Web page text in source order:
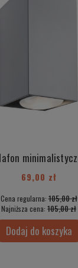
69,00 zł
Cena regularna:105,00 zł
Najniższa cena: 105,00 zł
Dodaj do koszyka